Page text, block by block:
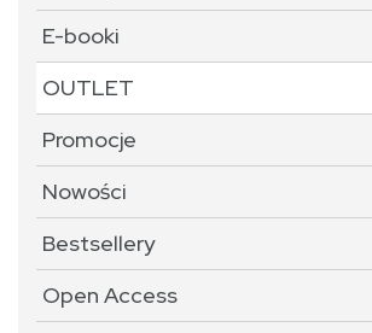
E-booki
OUTLET
Promocje
Nowości
Bestsellery
Open Access